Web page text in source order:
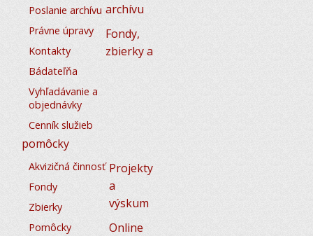
Poslanie archívu
Právne úpravy
Kontakty
archívu
Bádateľňa
Vyhľadávanie a
objednávky
Cenník služieb
Fondy,
zbierky a
pomôcky
Akvizičná činnosť
Fondy
Zbierky
Pomôcky
Projekty
a
výskum
Online